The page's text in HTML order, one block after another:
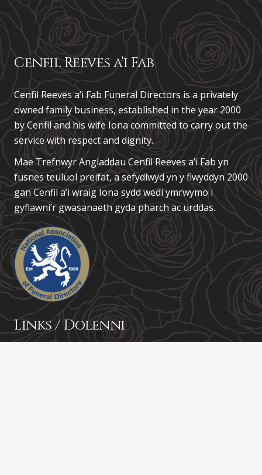
Cenfil Reeves a’i Fab
Cenfil Reeves a’i Fab Funeral Directors is a privately
owned family business, established in the year 2000
by Cenfil and his wife Iona committed to carry out the
service with respect and dignity.
Mae Trefnwyr AngladdauCenfil Reeves a’i Fab yn
fusnes teuluol preifat, a sefydlwyd yn y flwyddyn 2000
gan Cenfil a’i wraig Iona sydd wedi ymrwymo i
gyflawni’r gwasanaeth gyda pharch ac urddas.
Links / Dolenni